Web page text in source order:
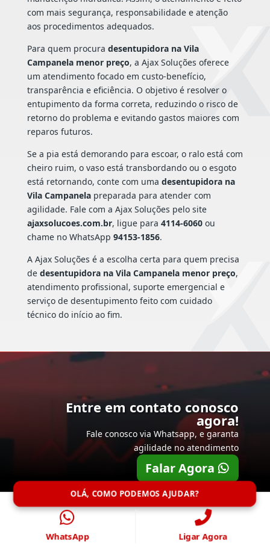
com mais segurança, responsabilidade e atenção
aos procedimentos adequados.
Para quem procura desentupidora na Vila
Campanela menor preço, a Ajax Soluções oferece
um atendimento focado em custo-benefício,
transparência e eficiência. O objetivo é resolver o
entupimento da forma correta, reduzindo o risco de
retorno do problema e evitando gastos maiores com
reparos futuros.
Se a pia está demorando para escoar, o ralo está com
cheiro ruim, o vaso está transbordando ou o esgoto
está retornando, conte com uma desentupidora na
Vila Campanelapreparada para atender com
agilidade. Fale com a Ajax Soluções pelo site
ajaxsolucoes.com.br, ligue para 4114-6060ou
chame no WhatsApp 94153-1856.
A Ajax Soluções é a escolha certa para quem precisa
de desentupidora na Vila Campanela menor preço,
atendimento profissional, suporte emergencial e
serviço de desentupimento feito com cuidado
técnico do início ao fim.
Entre em contato conosco
agora!
Fale conosco via Whatsapp, e garanta
agilidade no atendimento
Falar Agora
OLÁ, COMO PODEMOS AJUDAR?
WhatsApp Ligar Agora